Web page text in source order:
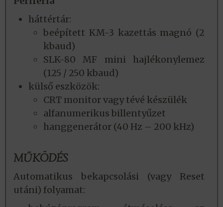
háttértár:
beépített KM-3 kazettás magnó (2
kbaud)
SLK-80 MF mini hajlékonylemez
(125 / 250 kbaud)
külső eszközök:
CRT monitor vagy tévé készülék
alfanumerikus billentyűzet
hanggenerátor (40 Hz – 200 kHz)
MŰKÖDÉS
Automatikus bekapcsolási (vagy Reset
utáni) folyamat: